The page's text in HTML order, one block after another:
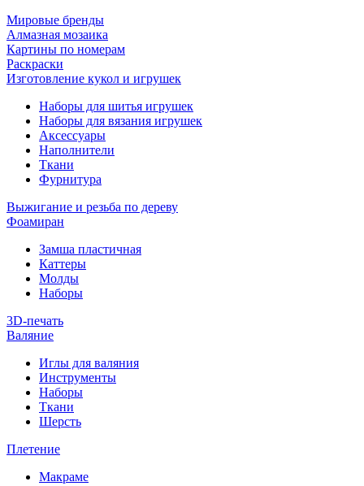
Мировые бренды
Алмазная мозаика
Картины по номерам
Раскраски
Изготовление кукол и игрушек
Наборы для шитья игрушек
Наборы для вязания игрушек
Аксессуары
Наполнители
Ткани
Фурнитура
Выжигание и резьба по дереву
Фоамиран
Замша пластичная
Каттеры
Молды
Наборы
3D-печать
Валяние
Иглы для валяния
Инструменты
Наборы
Ткани
Шерсть
Плетение
Макраме